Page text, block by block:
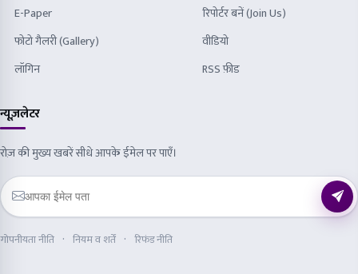
E-Paper
रिपोर्टर बनें (Join Us)
फोटो गैलरी (Gallery)
वीडियो
लॉगिन
RSS फ़ीड
न्यूज़लेटर
रोज़ की मुख्य खबरें सीधे आपके ईमेल पर पाएँ।
गोपनीयता नीति नियम व शर्तें रिफंड नीति